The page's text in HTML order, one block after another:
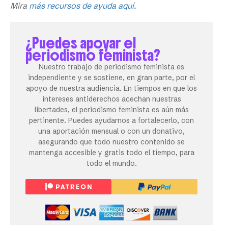
Mira más recursos de ayuda aquí.
¿Puedes apoyar el
periodismo feminista?
Nuestro trabajo de periodismo feminista es
independiente y se sostiene, en gran parte, por el
apoyo de nuestra audiencia. En tiempos en que los
intereses antiderechos acechan nuestras
libertades, el periodismo feminista es aún más
pertinente. Puedes ayudarnos a fortalecerlo, con
una aportación mensual o con un donativo,
asegurando que todo nuestro contenido se
mantenga accesible y gratis todo el tiempo, para
todo el mundo.